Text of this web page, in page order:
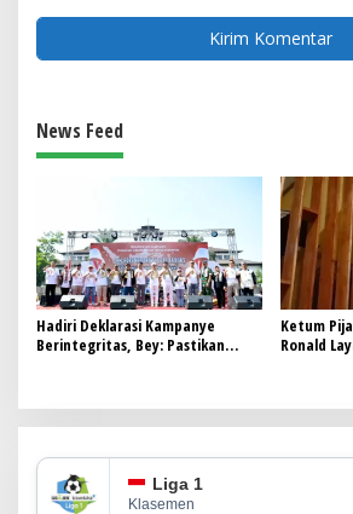
News Feed
Hadiri Deklarasi Kampanye
Berintegritas, Bey: Pastikan
Ketum
Ronald
Liga 1
Klasemen